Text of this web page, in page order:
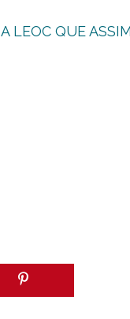
LEOC QUE